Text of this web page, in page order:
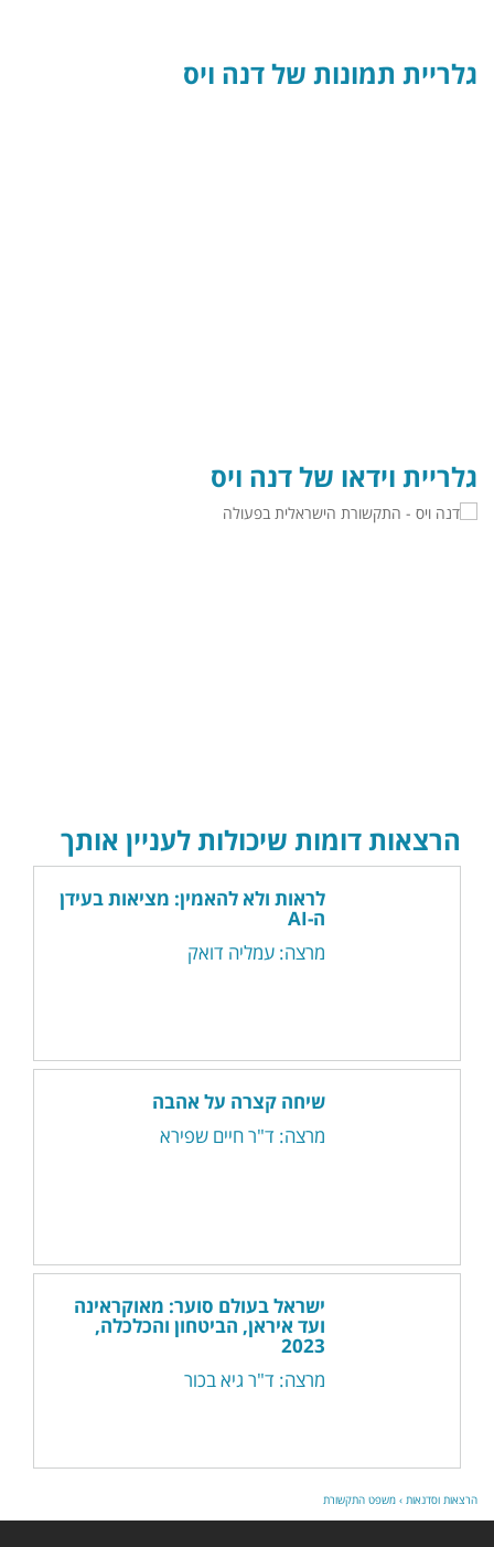
גלריית תמונות של דנה ויס
גלריית וידאו של דנה ויס
הרצאות דומות שיכולות לעניין אותך
לראות ולא להאמין: מציאות בעידן
ה-AI
מרצה: עמליה דואק
שיחה קצרה על אהבה
מרצה: ד"ר חיים שפירא
ישראל בעולם סוער: מאוקראינה
ועד איראן, הביטחון והכלכלה,
2023
מרצה: ד"ר גיא בכור
הרצאות וסדנאות › משפט התקשורת